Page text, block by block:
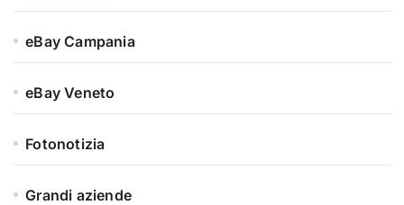
eBay Campania
eBay Veneto
Fotonotizia
Grandi aziende